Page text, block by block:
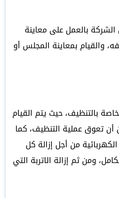
بالعمل على معاينة
والقيام بمعاينة المجلس أو
بالتنظيف، حيث يتم القيام
أن تعوق عملية التنظيف، كما
من أجل إزالة كل
ومن ثم إزالة الاتربة التي